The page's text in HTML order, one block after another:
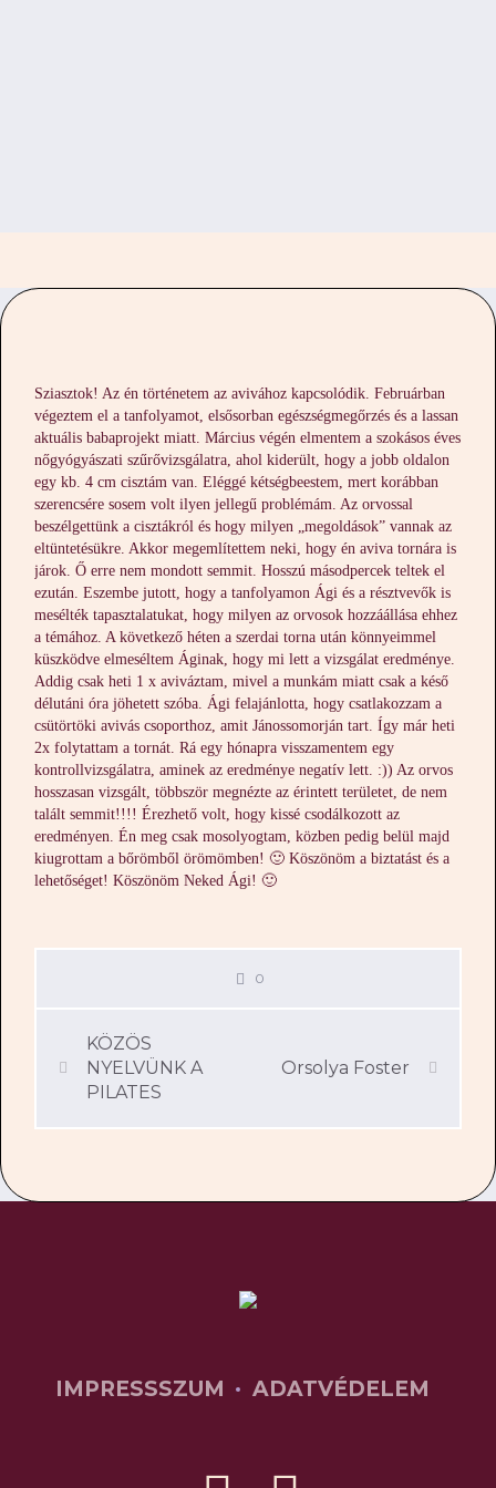
Sziasztok! Az én történetem az avivához kapcsolódik. Februárban
végeztem el a tanfolyamot, elsősorban egészségmegőrzés és a lassan
aktuális babaprojekt miatt. Március végén elmentem a szokásos éves
nőgyógyászati szűrővizsgálatra, ahol kiderült, hogy a jobb oldalon
egy kb. 4 cm cisztám van. Eléggé kétségbeestem, mert korábban
szerencsére sosem volt ilyen jellegű problémám. Az orvossal
beszélgettünk a cisztákról és hogy milyen „megoldások” vannak az
eltüntetésükre. Akkor megemlítettem neki, hogy én aviva tornára is
járok. Ő erre nem mondott semmit. Hosszú másodpercek teltek el
ezután. Eszembe jutott, hogy a tanfolyamon Ági és a résztvevők is
mesélték tapasztalatukat, hogy milyen az orvosok hozzáállása ehhez
a témához. A következő héten a szerdai torna után könnyeimmel
küszködve elmeséltem Áginak, hogy mi lett a vizsgálat eredménye.
Addig csak heti 1 x aviváztam, mivel a munkám miatt csak a késő
délutáni óra jöhetett szóba. Ági felajánlotta, hogy csatlakozzam a
csütörtöki avivás csoporthoz, amit Jánossomorján tart. Így már heti
2x folytattam a tornát. Rá egy hónapra visszamentem egy
kontrollvizsgálatra, aminek az eredménye negatív lett. :)) Az orvos
hosszasan vizsgált, többször megnézte az érintett területet, de nem
talált semmit!!!! Érezhető volt, hogy kissé csodálkozott az
eredményen. Én meg csak mosolyogtam, közben pedig belül majd
kiugrottam a bőrömből örömömben! 🙂 Köszönöm a biztatást és a
lehetőséget! Köszönöm Neked Ági! 🙂
0
KÖZÖS
NYELVÜNK A
PILATES
Orsolya Foster
IMPRESSSZUM ADATVÉDELEM